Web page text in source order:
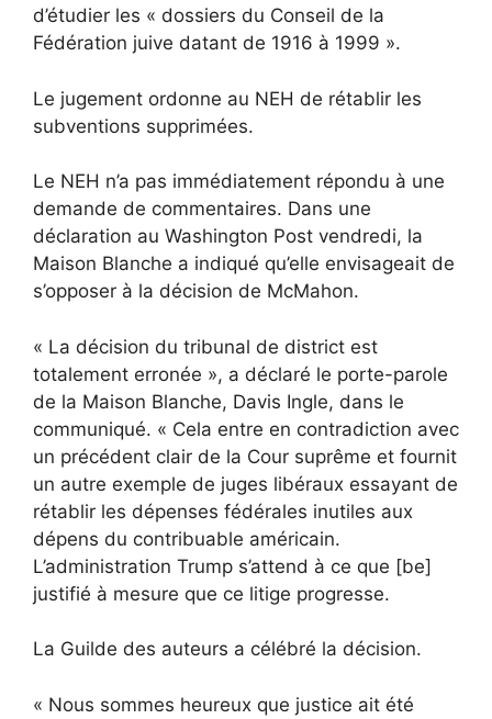
d’étudier les « dossiers du Conseil de la
Fédération juive datant de 1916 à 1999 ».
Le jugement ordonne au NEH de rétablir les
subventions supprimées.
Le NEH n’a pas immédiatement répondu à une
demande de commentaires. Dans une
déclaration au Washington Post vendredi, la
Maison Blanche a indiqué qu’elle envisageait de
s’opposer à la décision de McMahon.
« La décision du tribunal de district est
totalement erronée », a déclaré le porte-parole
de la Maison Blanche, Davis Ingle, dans le
communiqué. « Cela entre en contradiction avec
un précédent clair de la Cour suprême et fournit
un autre exemple de juges libéraux essayant de
rétablir les dépenses fédérales inutiles aux
dépens du contribuable américain.
L’administration Trump s’attend à ce que [be]
justifié à mesure que ce litige progresse.
La Guilde des auteurs a célébré la décision.
« Nous sommes heureux que justice ait été